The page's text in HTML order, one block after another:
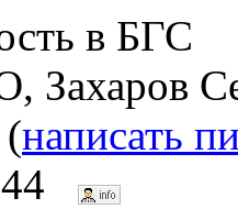
в БГС
Захаров
написать